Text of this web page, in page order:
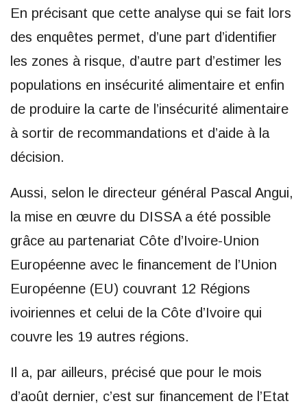
En précisant que cette analyse qui se fait lors
des enquêtes permet, d’une part d’identifier
les zones à risque, d’autre part d’estimer les
populations en insécurité alimentaire et enfin
de produire la carte de l’insécurité alimentaire
à sortir de recommandations et d’aide à la
décision.
Aussi, selon le directeur général Pascal Angui,
la mise en œuvre du DISSA a été possible
grâce au partenariat Côte d’Ivoire-Union
Européenne avec le financement de l’Union
Européenne (EU) couvrant 12 Régions
ivoiriennes et celui de la Côte d’Ivoire qui
couvre les 19 autres régions.
Il a, par ailleurs, précisé que pour le mois
d’août dernier, c’est sur financement de l’Etat